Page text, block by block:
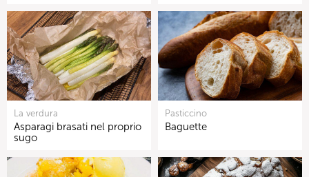
La verdura
Asparagi brasati nel proprio
sugo
Pasticcino
Baguette